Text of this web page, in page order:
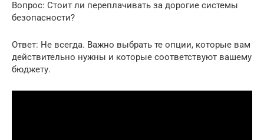
Вопрос: Стоит ли переплачивать за дорогие системы
безопасности?
Ответ: Не всегда. Важно выбрать те опции, которые вам
действительно нужны и которые соответствуют вашему
бюджету.